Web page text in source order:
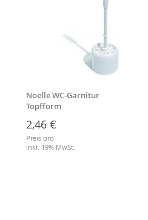
Noelle WC-Garnitur
Topfform
2,46 €
Preis pro
Inkl. 19% MwSt.